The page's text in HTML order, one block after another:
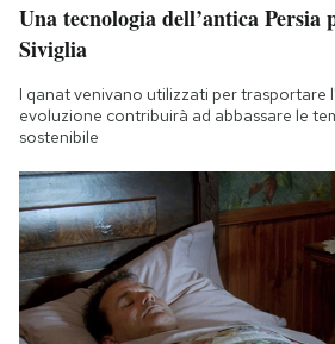
Una tecnologia dell’antica
Siviglia
I qanat venivano utilizzati per trasportare
evoluzione contribuirà ad abbassare le
sostenibile